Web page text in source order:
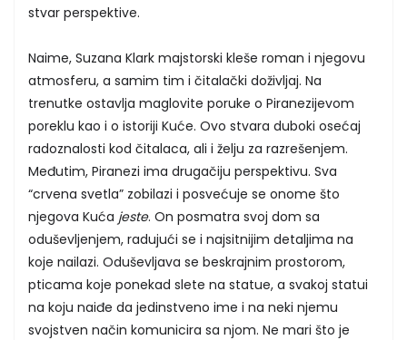
stvar perspektive.
Naime, Suzana Klark majstorski kleše roman i njegovu
atmosferu, a samim tim i čitalački doživljaj. Na
trenutke ostavlja maglovite poruke o Piranezijevom
poreklu kao i o istoriji Kuće. Ovo stvara duboki osećaj
radoznalosti kod čitalaca, ali i želju za razrešenjem.
Međutim, Piranezi ima drugačiju perspektivu. Sva
“crvena svetla” zobilazi i posvećuje se onome što
njegova Kuća jeste. On posmatra svoj dom sa
oduševljenjem, radujući se i najsitnijim detaljima na
koje nailazi. Oduševljava se beskrajnim prostorom,
pticama koje ponekad slete na statue, a svakoj statui
na koju naiđe da jedinstveno ime i na neki njemu
svojstven način komunicira sa njom. Ne mari što je